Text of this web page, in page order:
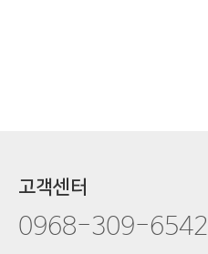
고객센터
0968-309-6542